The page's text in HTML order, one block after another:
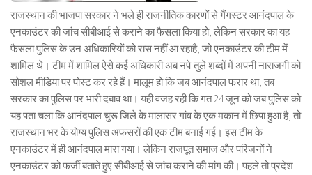
राजस्थान की भाजपा सरकार ने भले ही राजनीतिक कारणों से गैंगस्टर आनंदपाल के
एनकाउंटर की जांच सीबीआई से कराने का फैसला किया हो, लेकिन सरकार का यह
फैसला पुलिस के उन अधिकारियों को रास नहीं आ रहाहै, जो एनकाउंटर की टीम में
शामिल थे। टीम में शामिल ऐसे कई अधिकारी अब नपे-तुले शब्दों में अपनी नाराजगी को
सोशल मीडिया पर पोस्ट कर रहे हैं। मालूम हो कि जब आनंदपाल फरार था, तब
सरकार का पुलिस पर भारी दबाव था। यही वजह रही कि गत 24 जून को जब पुलिस को
यह पता चला कि आनंदपाल चुरू जिले के मालासर गांव के एक मकान में छिपा हुआ है, तो
राजस्थान भर के योग्य पुलिस अफसरों की एक टीम बनाई गई। इस टीम के
एनकाउंटर में ही आनंदपाल मारा गया। लेकिन राजपूत समाज और परिजनों ने
एनकाउंटर को फर्जी बताते हुए सीबीआई से जांच कराने की मांग की। पहले तो प्रदेश